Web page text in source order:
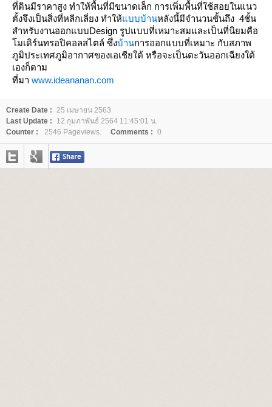
ที่ดินมีราคาสูง ทำให้พื้นที่มีขนาดเล็ก การเพิ่มพื้นที่ใช้สอยในแนว
ตั้งจึงเป็นสิ่งที่หลีกเลี่ยง ทำให้บบบ้านหลังนี้มีจำนวนชั้นถึง 4ชั้น
สำหรับงานออกแบบDesign รูปแบบที่เหมาะสมและเป็นที่นิยมคือ
มเดิร์นทรอปิคอลสไตล์ ซึ่งบ้านการออกแบบที่เหมาะ กับสภาพ
ภูมิประเทศภูมิอากาศของเอเชียใต้ หรือจะเป็นตะวันออกเฉียงใต้
เองก็ตาม
ที่มา www.ideananan.com
Create Date : 25 เมษายน 2563
Last Update :
12 กุมภาพันธ์ 2564 11:45:01 น.
Counter :
2546 Pageviews. Comments : 0